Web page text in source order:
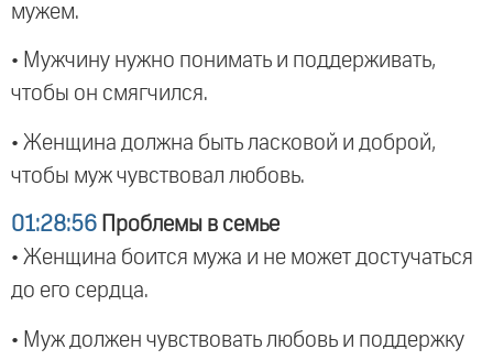
мужем.
• Мужчину нужно понимать и поддерживать,
чтобы он смягчился.
• Женщина должна быть ласковой и доброй,
чтобы муж чувствовал любовь.
01:28:56 Проблемы в семье
• Женщина боится мужа и не может достучаться
до его сердца.
• Муж должен чувствовать любовь и поддержку